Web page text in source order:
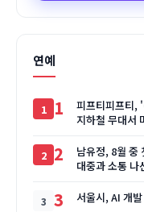
연예
1
피프티피프티
지하철 무대서
2
남유정, 8월 중
대중과 소통 나
3 서울시, AI 개